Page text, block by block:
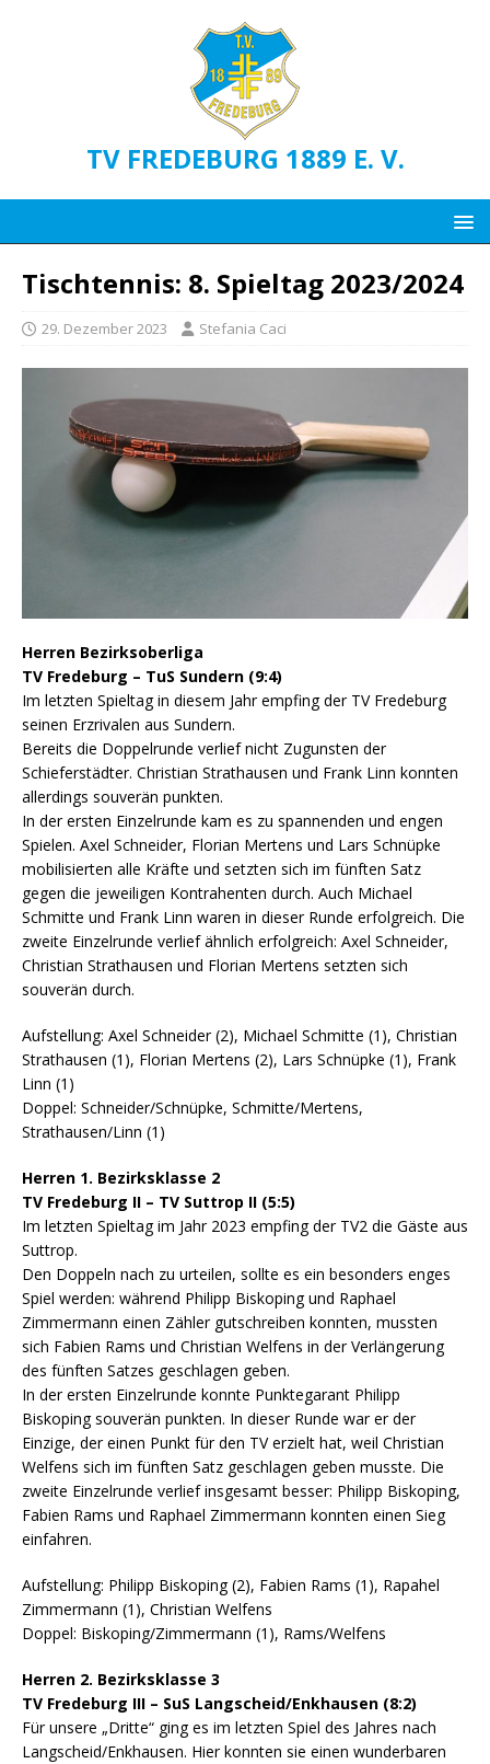
TV FREDEBURG 1889 E. V.
Tischtennis: 8. Spieltag 2023/2024
29. Dezember 2023 Stefania Caci
Herren Bezirksoberliga
TV Fredeburg – TuS Sundern (9:4)
Im letzten Spieltag in diesem Jahr empfing der TV Fredeburg
seinen Erzrivalen aus Sundern.
Bereits die Doppelrunde verlief nicht Zugunsten der
Schieferstädter. Christian Strathausen und Frank Linn konnten
allerdings souverän punkten.
In der ersten Einzelrunde kam es zu spannenden und engen
Spielen. Axel Schneider, Florian Mertens und Lars Schnüpke
mobilisierten alle Kräfte und setzten sich im fünften Satz
gegen die jeweiligen Kontrahenten durch. Auch Michael
Schmitte und Frank Linn waren in dieser Runde erfolgreich. Die
zweite Einzelrunde verlief ähnlich erfolgreich: Axel Schneider,
Christian Strathausen und Florian Mertens setzten sich
souverän durch.
Aufstellung: Axel Schneider (2), Michael Schmitte (1), Christian
Strathausen (1), Florian Mertens (2), Lars Schnüpke (1), Frank
Linn (1)
Doppel: Schneider/Schnüpke, Schmitte/Mertens,
Strathausen/Linn (1)
Herren 1. Bezirksklasse 2
TV Fredeburg II – TV Suttrop II (5:5)
Im letzten Spieltag im Jahr 2023 empfing der TV2 die Gäste aus
Suttrop.
Den Doppeln nach zu urteilen, sollte es ein besonders enges
Spiel werden: während Philipp Biskoping und Raphael
Zimmermann einen Zähler gutschreiben konnten, mussten
sich Fabien Rams und Christian Welfens in der Verlängerung
des fünften Satzes geschlagen geben.
In der ersten Einzelrunde konnte Punktegarant Philipp
Biskoping souverän punkten. In dieser Runde war er der
Einzige, der einen Punkt für den TV erzielt hat, weil Christian
Welfens sich im fünften Satz geschlagen geben musste. Die
zweite Einzelrunde verlief insgesamt besser: Philipp Biskoping,
Fabien Rams und Raphael Zimmermann konnten einen Sieg
einfahren.
Aufstellung: Philipp Biskoping (2), Fabien Rams (1), Rapahel
Zimmermann (1), Christian Welfens
Doppel: Biskoping/Zimmermann (1), Rams/Welfens
Herren 2. Bezirksklasse 3
TV Fredeburg III – SuS Langscheid/Enkhausen (8:2)
Für unsere „Dritte“ ging es im letzten Spiel des Jahres nach
Langscheid/Enkhausen. Hier konnten sie einen wunderbaren